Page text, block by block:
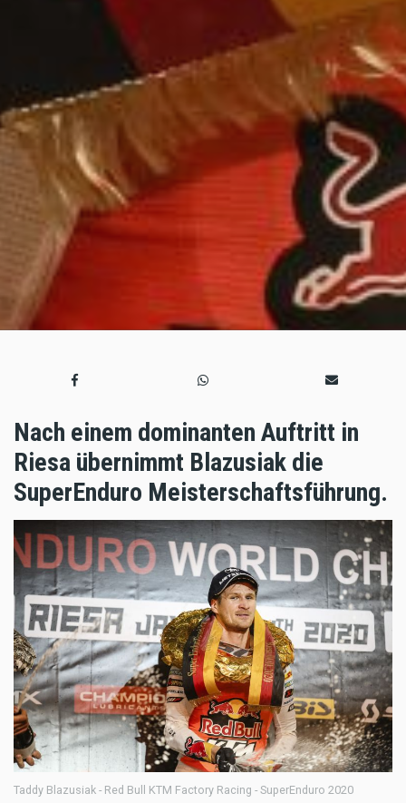
Nach einem dominanten Auftritt in
Riesa übernimmt Blazusiak die
SuperEnduro Meisterschaftsführung.
Taddy Blazusiak - Red Bull KTM Factory Racing - SuperEnduro 2020